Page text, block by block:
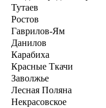
Тутаев
Ростов
Гаврилов-Ям
Данилов
Карабиха
Красные Ткачи
Заволжье
Лесная Поляна
Некрасовское